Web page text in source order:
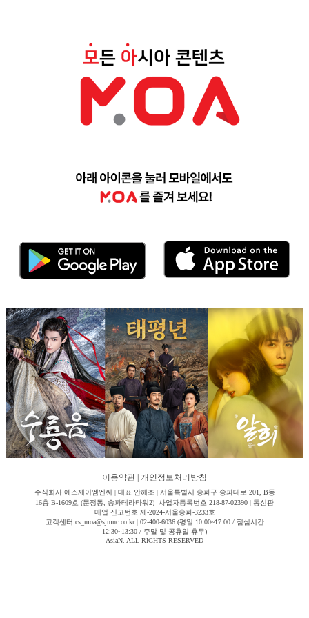
이용약관 개인정보처리방침
주식회사 에스제이엠엔씨 | 대표 안해조 | 서울특별시 송파구 송파대로 201, B동
16층 B-1609호 (문정동, 송파테라타워2) 사업자등록번호 218-87-02390 | 통신판
매업 신고번호 제-2024-서울송파-3233호
고객센터 cs_moa@sjmnc.co.kr | 02-400-6036 (평일 10:00~17:00 / 점심시간
12:30~13:30 / 주말 및 공휴일 휴무)
AsiaN. ALL RIGHTS RESERVED